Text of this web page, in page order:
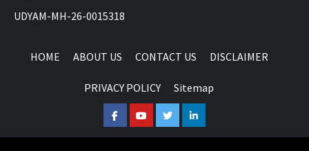
UDYAM-MH-26-0015318
HOME ABOUT US CONTACT US DISCLAIMER
PRIVACY POLICY Sitemap
FacebookYoutubeTwitterLinkedin